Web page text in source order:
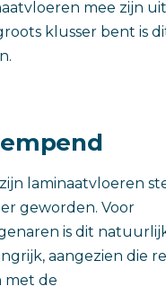
mee zijn
klusser bent is
laminaatvloeren
geworden. Voor
is dit
aangezien die
met de